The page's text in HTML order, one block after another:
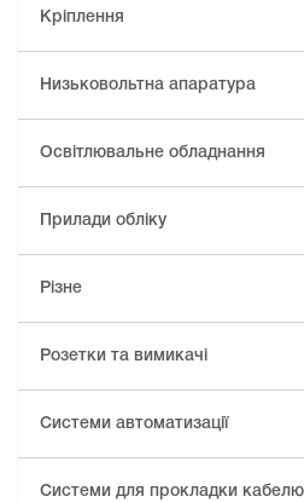
Кріплення
Низьковольтна апаратура
Освітлювальне обладнання
Прилади обліку
Різне
Розетки та вимикачі
Системи автоматизації
Системи для прокладки кабелю